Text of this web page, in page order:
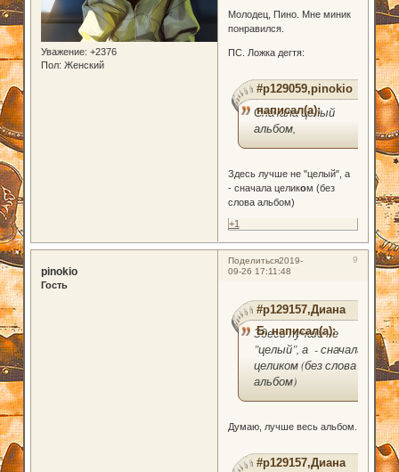
Уважение: +2376
Пол: Женский
Молодец, Пино. Мне миник
понравился.
ПС. Ложка дегтя:
#p129059,pinokio
написал(а):
Сначала целый
альбом,
Здесь лучше не "целый", а
- сначала целиком (без
слова альбом)
+1
Поделиться 9
2019-
09-26 17:11:48
pinokio
Гость
#p129157,Диана
Б. написал(а):
Здесь лучше не
"целый", а - сначала
целиком (без слова
альбом)
Думаю, лучше весь альбом.
#p129157,Диана